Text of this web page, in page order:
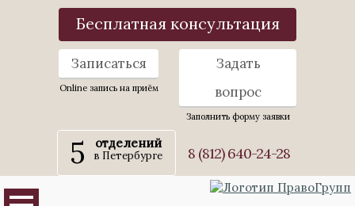
Бесплатная консультация
Записаться
Online запись на приём
Задать
вопрос
Заполнить форму заявки
5 отделений
в Петербурге 8 (812) 640-24-28